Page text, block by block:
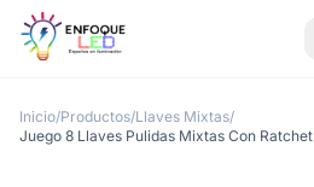
Inicio/Productos/Llaves Mixtas/
Juego 8 Llaves Pulidas Mixtas Con Ratchet